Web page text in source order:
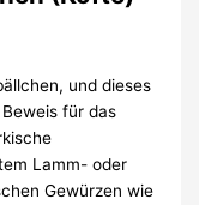
und dieses
für das
Lamm- oder
Gewürzen wie